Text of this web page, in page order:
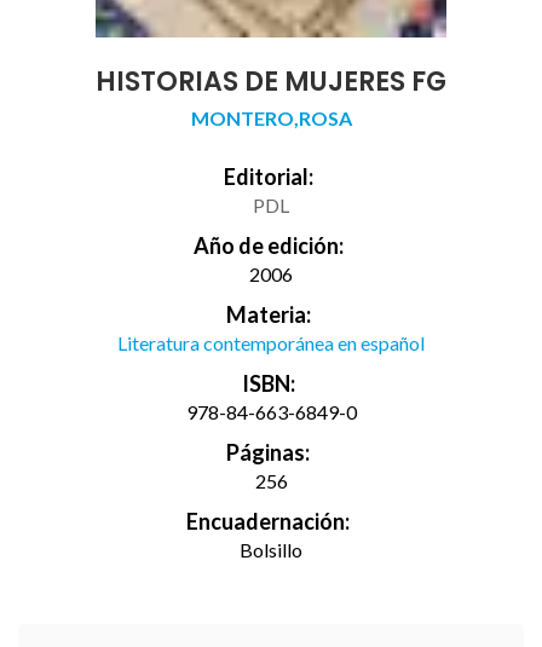
HISTORIAS DE MUJERES FG
MONTERO,ROSA
Editorial:
PDL
Año de edición:
2006
Materia:
Literatura contemporánea en español
ISBN:
978-84-663-6849-0
Páginas:
256
Encuadernación:
Bolsillo